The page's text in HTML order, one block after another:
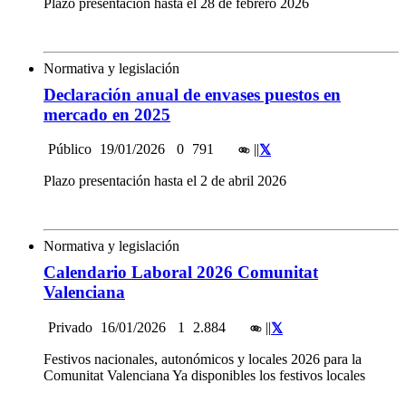
Plazo presentación hasta el 28 de febrero 2026
Normativa y legislación
Declaración anual de envases puestos en
mercado en 2025
Público 19/01/2026 0 791 ||
Plazo presentación hasta el 2 de abril 2026
Normativa y legislación
Calendario Laboral 2026 Comunitat
Valenciana
Privado 16/01/2026 1 2.884 ||
Festivos nacionales, autonómicos y locales 2026 para la
Comunitat Valenciana Ya disponibles los festivos locales